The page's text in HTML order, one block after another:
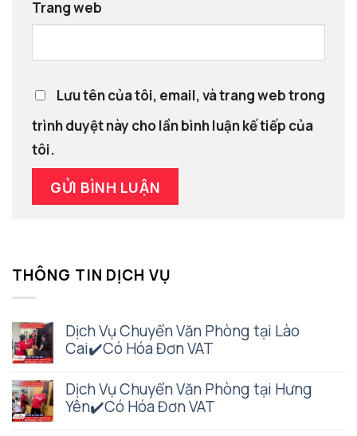
THÔNG TIN DỊCH VỤ
Dịch Vụ Chuyển Văn Phòng tại Lào
Cai✔️Có Hóa Đơn VAT
Dịch Vụ Chuyển Văn Phòng tại Hưng
Yên✔️Có Hóa Đơn VAT
Trang web
Lưu tên của tôi, email, và trang web trong
trình duyệt này cho lần bình luận kế tiếp của
tôi.